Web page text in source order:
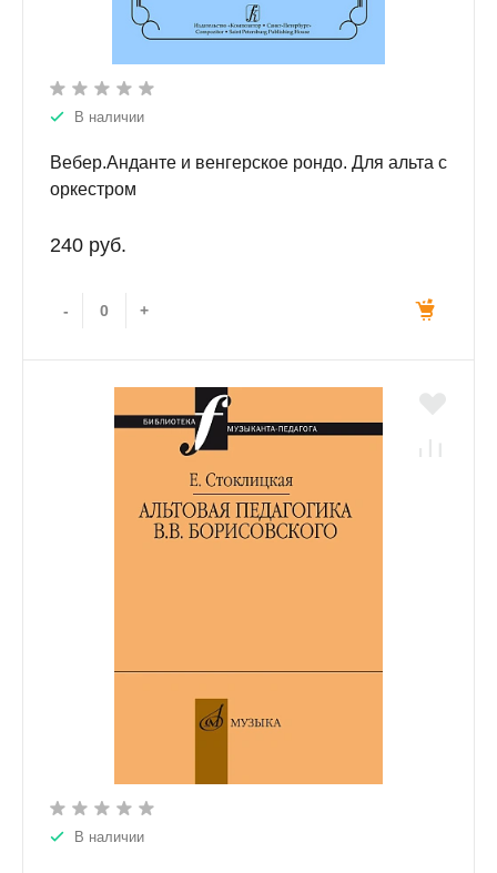
В наличии
Вебер.Анданте и венгерское рондо. Для альта с
оркестром
240 руб.
- +
В наличии